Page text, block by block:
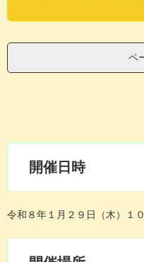
ペ
開催日時
令和８年１月２９日（木）１